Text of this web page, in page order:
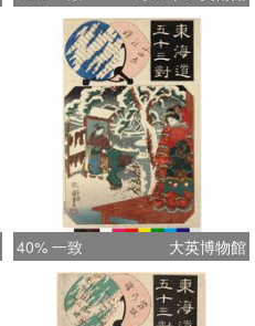
40% 一致 大英博物館